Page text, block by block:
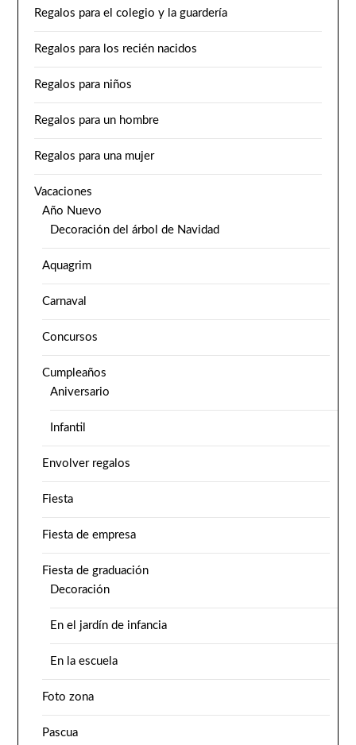
Regalos para el colegio y la guardería
Regalos para los recién nacidos
Regalos para niños
Regalos para un hombre
Regalos para una mujer
Vacaciones
Año Nuevo
Decoración del árbol de Navidad
Aquagrim
Carnaval
Concursos
Cumpleaños
Aniversario
Infantil
Envolver regalos
Fiesta
Fiesta de empresa
Fiesta de graduación
Decoración
En el jardín de infancia
En la escuela
Foto zona
Pascua